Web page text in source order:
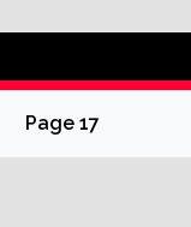
Page 17